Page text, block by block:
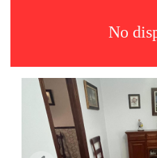
No